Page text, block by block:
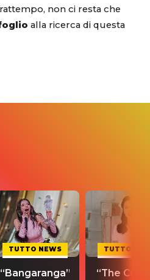
non ci resta che
alla ricerca di questa
TUTTO NEWS
“Bangaranga”
TUTTO
“The